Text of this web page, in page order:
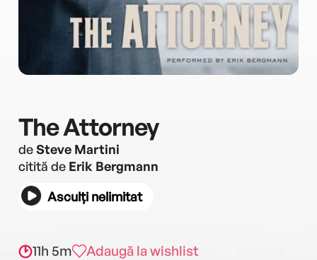
The Attorney
deSteve Martini
citită de Erik Bergmann
Asculți nelimitat
11h 5m Adaugă la wishlist